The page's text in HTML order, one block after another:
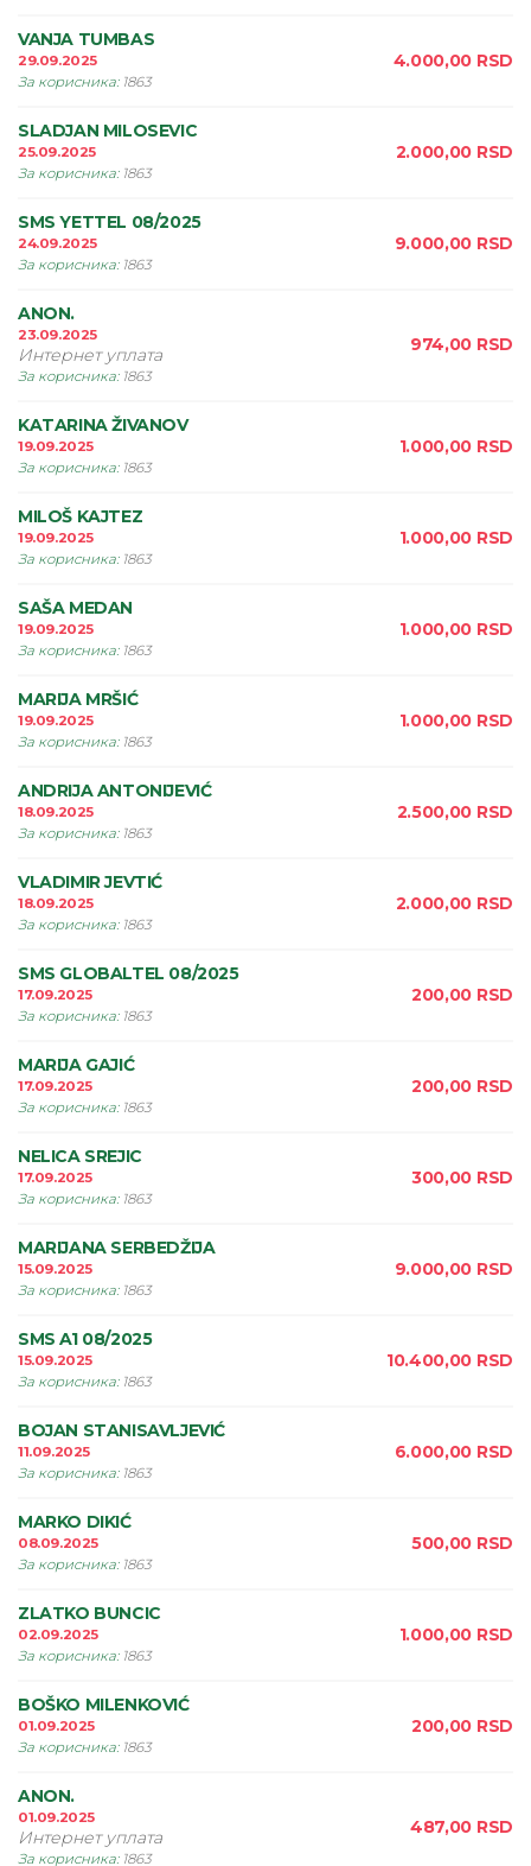
VANJA TUMBAS
29.09.2025
За корисника: 1863
4.000,00 RSD
SLADJAN MILOSEVIC
25.09.2025
За корисника: 1863
2.000,00 RSD
SMS YETTEL 08/2025
24.09.2025
За корисника: 1863
9.000,00 RSD
ANON.
23.09.2025
Интернет уплата
За корисника: 1863
974,00 RSD
KATARINA ŽIVANOV
19.09.2025
За корисника: 1863
1.000,00 RSD
MILOŠ KAJTEZ
19.09.2025
За корисника: 1863
1.000,00 RSD
SAŠA MEDAN
19.09.2025
За корисника: 1863
1.000,00 RSD
MARIJA MRŠIĆ
19.09.2025
За корисника: 1863
1.000,00 RSD
ANDRIJA ANTONIJEVIĆ
18.09.2025
За корисника: 1863
2.500,00 RSD
VLADIMIR JEVTIĆ
18.09.2025
За корисника: 1863
2.000,00 RSD
SMS GLOBALTEL 08/2025
17.09.2025
За корисника: 1863
200,00 RSD
MARIJA GAJIĆ
17.09.2025
За корисника: 1863
200,00 RSD
NELICA SREJIC
17.09.2025
За корисника: 1863
300,00 RSD
MARIJANA SERBEDŽIJA
15.09.2025
За корисника: 1863
9.000,00 RSD
SMS A1 08/2025
15.09.2025
За корисника: 1863
10.400,00 RSD
BOJAN STANISAVLJEVIĆ
11.09.2025
За корисника: 1863
6.000,00 RSD
MARKO DIKIĆ
08.09.2025
За корисника: 1863
500,00 RSD
ZLATKO BUNCIC
02.09.2025
За корисника: 1863
1.000,00 RSD
BOŠKO MILENKOVIĆ
01.09.2025
За корисника: 1863
200,00 RSD
ANON.
01.09.2025
Интернет уплата
За корисника: 1863
487,00 RSD